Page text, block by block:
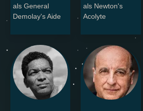
als General
Demolay's Aide
als Newton's
Acolyte